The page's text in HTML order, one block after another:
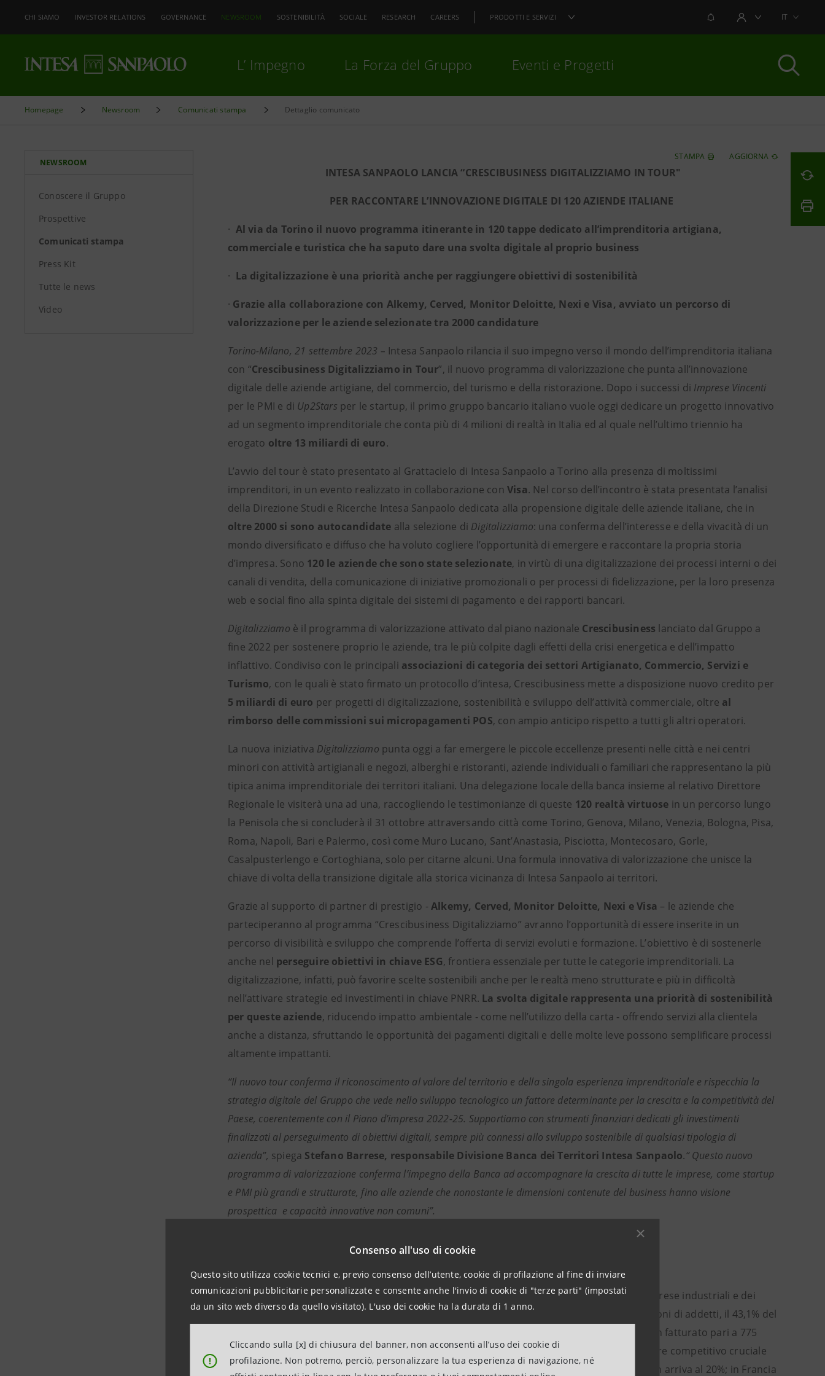
Consenso all'uso di cookie
Questo sito utilizza cookie tecnici e, previo consenso dell’utente, cookie di profilazione al fine di inviare
comunicazioni pubblicitarie personalizzate e consente anche l'invio di cookie di "terze parti" (impostati
da un sito web diverso da quello visitato). L'uso dei cookie ha la durata di 1 anno.
!
Cliccando sulla [x] di chiusura del banner, non acconsenti all’uso dei cookie di
profilazione. Non potremo, perciò, personalizzare la tua esperienza di navigazione, né
CHI SIAMO INVESTOR RELATIONS GOVERNANCE NEWSROOM SOSTENIBILITÀ SOCIALE RESEARCH CAREERS PRODOTTI E SERVIZI NOTIFICHEAREA UTENTEIT
L’ Impegno La Forza del Gruppo Eventi e Progetti
Homepage Newsroom Comunicati stampa Dettaglio comunicato
NEWSROOM
Conoscere il Gruppo
Prospettive
Comunicati stampa
Press Kit
Tutte le news
Video
STAMPA AGGIORNA
INTESA SANPAOLO LANCIA “CRESCIBUSINESS DIGITALIZZIAMO IN TOUR"
PER RACCONTARE L’INNOVAZIONE DIGITALE DI 120 AZIENDE ITALIANE
· Al via da Torino il nuovo programma itinerante in 120 tappe dedicato all’imprenditoria artigiana,
commerciale e turistica che ha saputo dare una svolta digitale al proprio business
· La digitalizzazione è una priorità anche per raggiungere obiettivi di sostenibilità
· Grazie alla collaborazione con Alkemy, Cerved, Monitor Deloitte, Nexi e Visa, avviato un percorso di
valorizzazione per le aziende selezionate tra 2000 candidature
Torino-Milano, 21 settembre 2023 – Intesa Sanpaolo rilancia il suo impegno verso il mondo dell’imprenditoria italiana
con “Crescibusiness Digitalizziamo in Tour”, il nuovo programma di valorizzazione che punta all’innovazione
digitale delle aziende artigiane, del commercio, del turismo e della ristorazione. Dopo i successi di Imprese Vincenti
per le PMI e di Up2Stars per le startup, il primo gruppo bancario italiano vuole oggi dedicare un progetto innovativo
ad un segmento imprenditoriale che conta più di 4 milioni di realtà in Italia ed al quale nell’ultimo triennio ha
erogato oltre 13 miliardi di euro.
L’avvio del tour è stato presentato al Grattacielo di Intesa Sanpaolo a Torino alla presenza di moltissimi
imprenditori, in un evento realizzato in collaborazione conVisa. Nel corso dell’incontro è stata presentata l’analisi
della Direzione Studi e Ricerche Intesa Sanpaolo dedicata alla propensione digitale delle aziende italiane, che in
oltre 2000 si sono autocandidate alla selezione di Digitalizziamo: una conferma dell’interesse e della vivacità di un
mondo diversificato e diffuso che ha voluto cogliere l’opportunità di emergere e raccontare la propria storia
d’impresa. Sono 120 le aziende che sono state selezionate, in virtù di una digitalizzazione dei processi interni o dei
canali di vendita, della comunicazione di iniziative promozionali o per processi di fidelizzazione, per la loro presenza
web e social fino alla spinta digitale dei sistemi di pagamento e dei rapporti bancari.
Digitalizziamo è il programma di valorizzazione attivato dal piano nazionale Crescibusiness lanciato dal Gruppo a
fine 2022 per sostenere proprio le aziende, tra le più colpite dagli effetti della crisi energetica e dell’impatto
inflattivo. Condiviso con le principali associazioni di categoria dei settori Artigianato, Commercio, Servizi e
Turismo, con le quali è stato firmato un protocollo d’intesa, Crescibusiness mette a disposizione nuovo credito per
5 miliardi di euro per progetti di digitalizzazione, sostenibilità e sviluppo dell’attività commerciale, oltre al
rimborso delle commissioni sui micropagamenti POS, con ampio anticipo rispetto a tutti gli altri operatori.
La nuova iniziativa Digitalizziamo punta oggi a far emergere le piccole eccellenze presenti nelle città e nei centri
minori con attività artigianali e negozi, alberghi e ristoranti, aziende individuali o familiari che rappresentano la più
tipica anima imprenditoriale dei territori italiani. Una delegazione locale della banca insieme al relativo Direttore
Regionale le visiterà una ad una, raccogliendo le testimonianze di queste 120 realtà virtuose in un percorso lungo
la Penisola che si concluderà il 31 ottobre attraversando città come Torino, Genova, Milano, Venezia, Bologna, Pisa,
Roma, Napoli, Bari e Palermo, così come Muro Lucano, Sant’Anastasia, Pisciotta, Montecosaro, Gorle,
Casalpusterlengo e Cortoghiana, solo per citarne alcuni. Una formula innovativa di valorizzazione che unisce la
chiave di volta della transizione digitale alla storica vicinanza di Intesa Sanpaolo ai territori.
Grazie al supporto di partner di prestigio - Alkemy, Cerved, Monitor Deloitte, Nexi e Visa – le aziende che
parteciperanno al programma “Crescibusiness Digitalizziamo” avranno l’opportunità di essere inserite in un
percorso di visibilità e sviluppo che comprende l’offerta di servizi evoluti e formazione. L’obiettivo è di sostenerle
anche nel perseguire obiettivi in chiave ESG, frontiera essenziale per tutte le categorie imprenditoriali. La
digitalizzazione, infatti, può favorire scelte sostenibili anche per le realtà meno strutturate e più in difficoltà
nell’attivare strategie ed investimenti in chiave PNRR. La svolta digitale rappresenta una priorità di sostenibilità
per queste aziende, riducendo impatto ambientale - come nell’utilizzo della carta - offrendo servizi alla clientela
anche a distanza, sfruttando le opportunità dei pagamenti digitali e delle molte leve possono semplificare processi
altamente impattanti.
“Il nuovo tour conferma il riconoscimento al valore del territorio e della singola esperienza imprenditoriale e rispecchia la
strategia digitale del Gruppo che vede nello sviluppo tecnologico un fattore determinante per la crescita e la competitività del
Paese, coerentemente con il Piano d’impresa 2022-25. Supportiamo con strumenti finanziari dedicati gli investimenti
finalizzati al perseguimento di obiettivi digitali, sempre più connessi allo sviluppo sostenibile di qualsiasi tipologia di
azienda”, spiega Stefano Barrese, responsabile Divisione Banca dei Territori Intesa Sanpaolo.“ Questo nuovo
programma di valorizzazione conferma l’impegno della Banca ad accompagnare la crescita di tutte le imprese, come startup
e PMI più grandi e strutturate, fino alle aziende che nonostante le dimensioni contenute del business hanno visione
prospettica e capacità innovative non comuni”.
In Italia le aziende con meno di dieci addetti sono più di 4 milioni, il 95% del totale delle imprese industriali e dei
servizi. Il loro peso è molto elevato anche in termini occupazionali: impiegano circa 7,6 milioni di addetti, il 43,1% del
totale. E’ la classe dimensionale di maggiore rilevanza in Italia. Nel 2021 hanno registrato un fatturato pari a 775
miliardi di euro (il 23,6% del totale). Si tratta di un fenomeno soprattutto italiano e un fattore competitivo cruciale
per le filiere attive in Italia: in Germania il peso delle micro imprese in termini di addetti non arriva al 20%; in Francia